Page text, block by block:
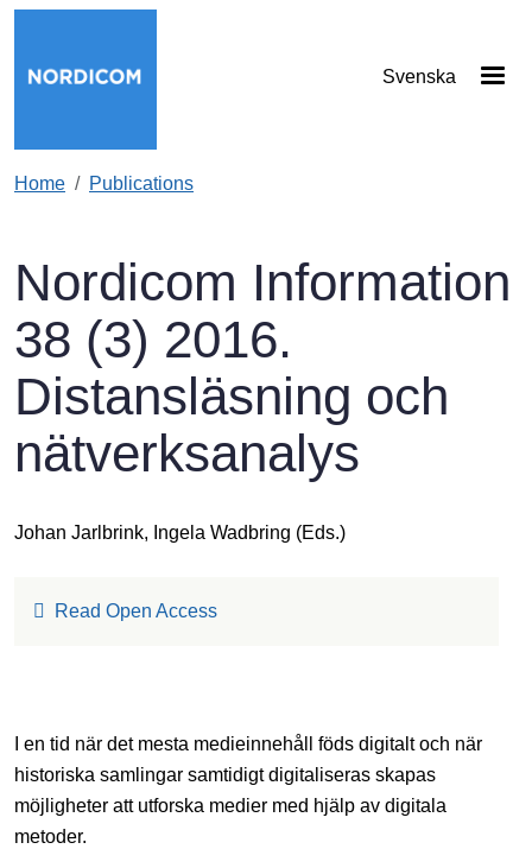
Skip to main content
Svenska
Home Publications
Nordicom Information
38 (3) 2016.
Distansläsning och
nätverksanalys
Johan Jarlbrink, Ingela Wadbring (Eds.)
Read Open Access
I en tid när det mesta medieinnehåll föds digitalt och när
historiska samlingar samtidigt digitaliseras skapas
möjligheter att utforska medier med hjälp av digitala
metoder.